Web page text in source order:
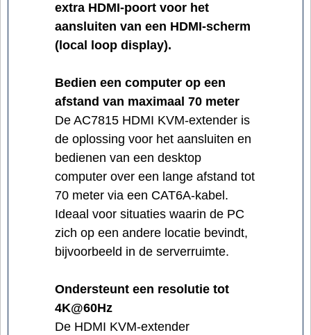
extra HDMI-poort voor het
aansluiten van een HDMI-scherm
(local loop display).
Bedien een computer op een
afstand van maximaal 70 meter
De AC7815 HDMI KVM-extender is
de oplossing voor het aansluiten en
bedienen van een desktop
computer over een lange afstand tot
70 meter via een CAT6A-kabel.
Ideaal voor situaties waarin de PC
zich op een andere locatie bevindt,
bijvoorbeeld in de serverruimte.
Ondersteunt een resolutie tot
4K@60Hz
De HDMI KVM-extender